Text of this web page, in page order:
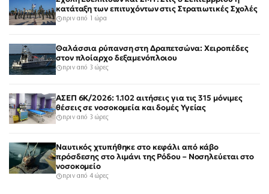
κατάταξη των επιτυχόντων στις Στρατιωτικές Σχολές
πριν από 1 ώρα
Θαλάσσια ρύπανση στη Δραπετσώνα: Χειροπέδες
στον πλοίαρχο δεξαμενόπλοιου
πριν από 3 ώρες
ΑΣΕΠ 6Κ/2026: 1.102 αιτήσεις για τις 315 μόνιμες
θέσεις σε νοσοκομεία και δομές Υγείας
πριν από 3 ώρες
Ναυτικός χτυπήθηκε στο κεφάλι από κάβο
πρόσδεσης στο λιμάνι της Ρόδου – Νοσηλεύεται στο
νοσοκομείο
πριν από 4 ώρες